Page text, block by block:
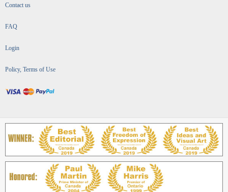
Contact us
FAQ
Login
Policy, Terms of Use